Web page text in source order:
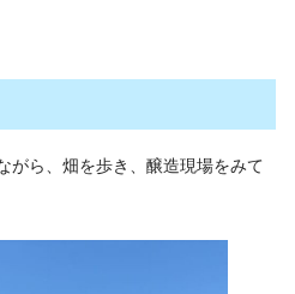
がら、畑を歩き、醸造現場をみて